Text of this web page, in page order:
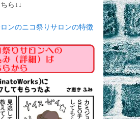
ら↓↓
ンのニコ祭りサロンの特徴